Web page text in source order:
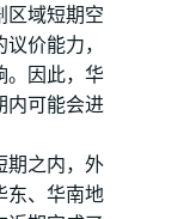
区域短期空
价能力，
。因此，华
内可能会进
期之内，外
东、华南地